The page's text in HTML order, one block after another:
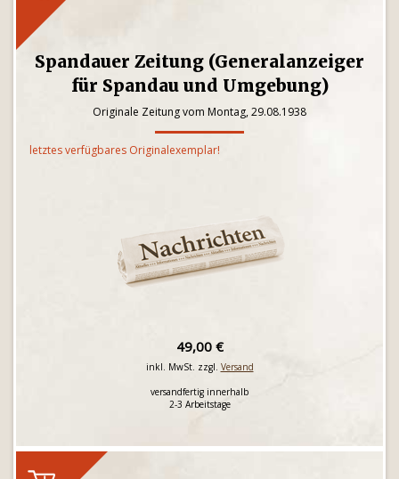
Spandauer Zeitung (Generalanzeiger
für Spandau und Umgebung)
Originale Zeitung vom Montag, 29.08.1938
letztes verfügbares Originalexemplar!
49,00 €
inkl. MwSt. zzgl. Versand
versandfertig innerhalb
2-3 Arbeitstage